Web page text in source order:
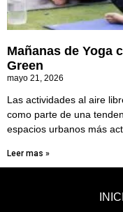
Mañanas de Yoga
Green
mayo 21, 2026
Las actividades al aire
como parte de una
espacios urbanos más
Leer mas »